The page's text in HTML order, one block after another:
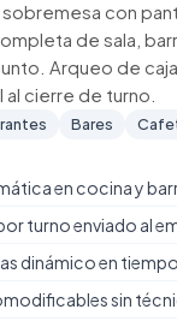
con
de sala,
Arqueo de
al cierre de turno.
Bares
en cocina y
turno enviado al
dinámico en
sin